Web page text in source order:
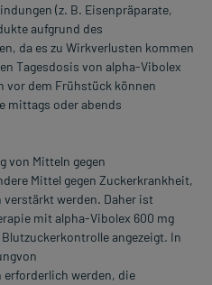
(z. B. Eisenpräparate,
aufgrund des
da es zu Wirkverlusten kommen
Tagesdosis von alpha-Vibolex
vor dem Frühstück können
mittags oder abends
von Mitteln gegen
Mittel gegen Zuckerkrankheit,
verstärkt werden. Daher ist
mit alpha-Vibolex 600 mg
angezeigt. In
erforderlich werden, die